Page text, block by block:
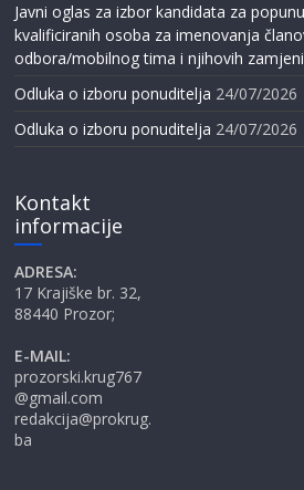
Javni oglas za izbor kandidata za
kvalificiranih osoba za imenovanja
odbora/mobilnog tima i njihovih
Odluka o izboru ponuditelja 24/07/2026
Odluka o izboru ponuditelja 24/07/2026
Kontakt
informacije
ADRESA:
17 Krajiške br. 32,
88440 Prozor;
E-MAIL:
prozorski.krug767
@gmail.com
redakcija@prokrug.
ba